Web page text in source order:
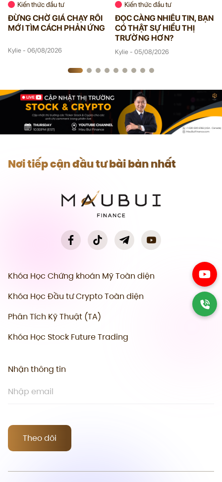
Kiến thức đầu tư
ĐỪNG CHỜ GIÁ CHẠY RỒI
MỚI TÌM CÁCH PHẢN ỨNG
Kylie - 06/08/2026
Kiến thức đầu tư
ĐỌC CÀNG NHIỀU TIN, BẠN
CÓ THẬT SỰ HIỂU THỊ
TRƯỜNG HƠN?
Kylie - 05/08/2026
Nơi tiếp cận đầu tư bài bản nhất
Khóa Học Chứng khoán Mỹ Toàn diện
Khóa Học Đầu tư Crypto Toàn diện
Phân Tích Kỹ Thuật (TA)
Khóa Học Stock Future Trading
Nhận thông tin
Theo dõi